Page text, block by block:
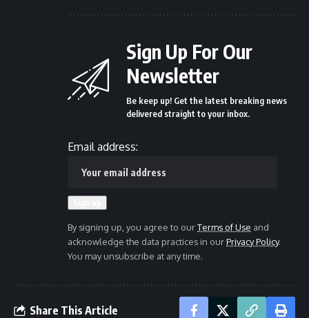
Sign Up For Our
Newsletter
Be keep up! Get the latest breaking news
delivered straight to your inbox.
Email address:
By signing up, you agree to ourTerms of Use and
acknowledge the data practices in ourPrivacy Policy.
You may unsubscribe at any time.
Share This Article